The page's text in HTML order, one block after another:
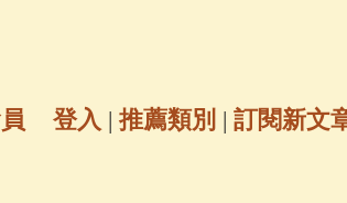
放生護生 (133) 戒除邪淫(129)
登入 | 推薦類別 | 訂閱新文